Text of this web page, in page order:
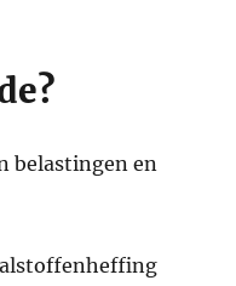
belastingen en